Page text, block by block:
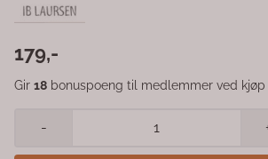
179,-
Gir 18 bonuspoeng til medlemmer ved kjøp
-